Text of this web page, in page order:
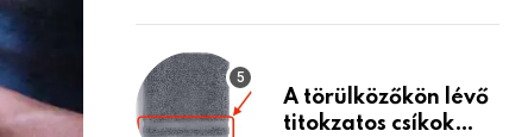
A törülközőkön lévő
titokzatos csíkok